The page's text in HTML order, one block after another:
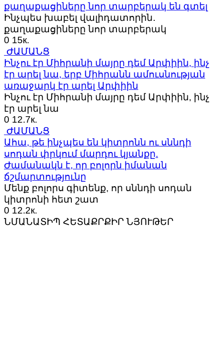
քաղաքացիները նոր տարբերակ են գտել
Ինչպես խաբել վալիդատորին․
քաղաքացիները նոր տարբերակ
0 15к.
ԺԱՄԱՆՑ
Ինչու էր Միհրանի մայրը դեմ Արփիին, ինչ
էր արել նա, երբ Միհրանն ամուսնության
առաջարկ էր արել Արփիին
Ինչու էր Միհրանի մայրը դեմ Արփիին, ինչ
էր արել նա
0 12.7к.
ԺԱՄԱՆՑ
Ահա, թե ինչպես են կիտրոնն ու սննդի
սոդան փրկում մարդու կյանքը.
Ժամանակն է, որ բոլորն իմանան
ճշմարտությունը
Մենք բոլորս գիտենք, որ սննդի սոդան
կիտրոնի հետ շատ
0 12.2к.
ՆՄԱՆԱՏԻՊ ՀԵՏԱՔՐՔԻՐ ՆՅՈՒԹԵՐ